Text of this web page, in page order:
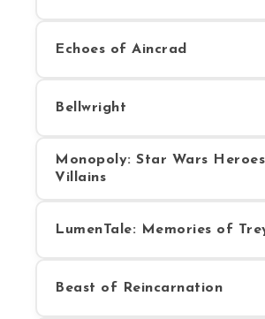
Echoes of Aincrad
Bellwright
Monopoly: Star Wars
Villains
LumenTale: Memories of
Beast of Reincarnation